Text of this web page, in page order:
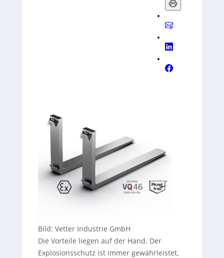
Bild: Vetter Industrie GmbH
Die Vorteile liegen auf der Hand. Der
Explosionsschutz ist immer gewährleistet,